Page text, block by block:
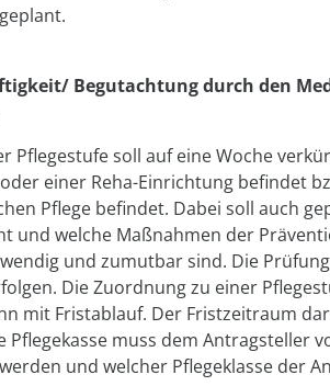
Begutachtung durch den
Pflegestufe soll auf eine Woche
einer Reha-Einrichtung befindet
Pflege befindet. Dabei soll auch
und welche Maßnahmen der
und zumutbar sind. Die
Die Zuordnung zu einer
mit Fristablauf. Der Fristzeitraum
Pflegekasse muss dem Antragsteller
und welcher Pflegeklasse der